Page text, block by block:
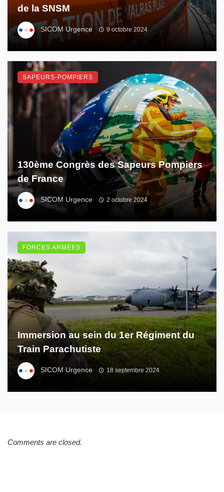
de la SNSM
SICOM Urgence 9 octobre 2024
130ème Congrès des Sapeurs Pompiers
de France
SICOM Urgence 2 octobre 2024
SAPEURS-POMPIERS
Immersion au sein du 1er Régiment du
Train Parachutiste
SICOM Urgence 18 septembre 2024
FORCES ARMÉES
Comments are closed.